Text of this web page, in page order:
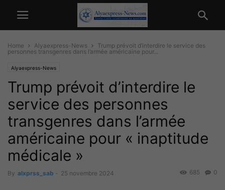
Home Alyaexpress-News
Trump prévoit d’interdire le service des
personnes transgenres dans l’armée américaine pour...
Alyaexpress-News
Trump prévoit d’interdire le
service des personnes
transgenres dans l’armée
américaine pour « inaptitude
médicale »
By alxprss_sab - 25 novembre 2024 0
685